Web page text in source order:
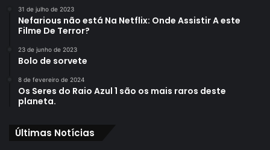
31 de julho de 2023
Nefarious não está Na Netflix: Onde Assistir A este
Filme De Terror?
23 de junho de 2023
Bolo de sorvete
8 de fevereiro de 2024
Os Seres do Raio Azul 1 são os mais raros deste
planeta.
Últimas Notícias